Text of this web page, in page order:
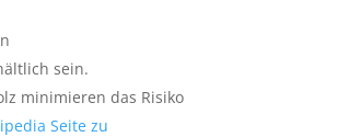
sein.
minimieren das Risiko
Seite zu